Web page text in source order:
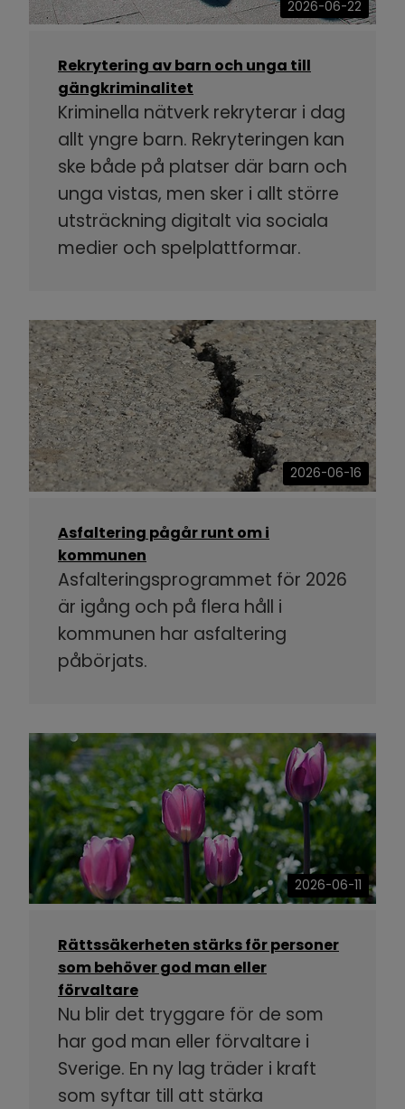
2026-06-22
Rekrytering av barn och unga till
gängkriminalitet
Kriminella nätverk rekryterar i dag
allt yngre barn. Rekryteringen kan
ske både på platser där barn och
unga vistas, men sker i allt större
utsträckning digitalt via sociala
medier och spelplattformar.
2026-06-16
Asfaltering pågår runt om i
kommunen
Asfalteringsprogrammet för 2026
är igång och på flera håll i
kommunen har asfaltering
påbörjats.
2026-06-11
Rättssäkerheten stärks för personer
som behöver god man eller
förvaltare
Nu blir det tryggare för de som
har god man eller förvaltare i
Sverige. En ny lag träder i kraft
som syftar till att stärka